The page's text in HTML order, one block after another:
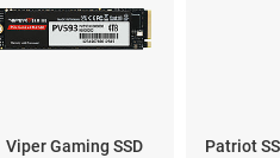
Viper Gaming SSD
Patriot